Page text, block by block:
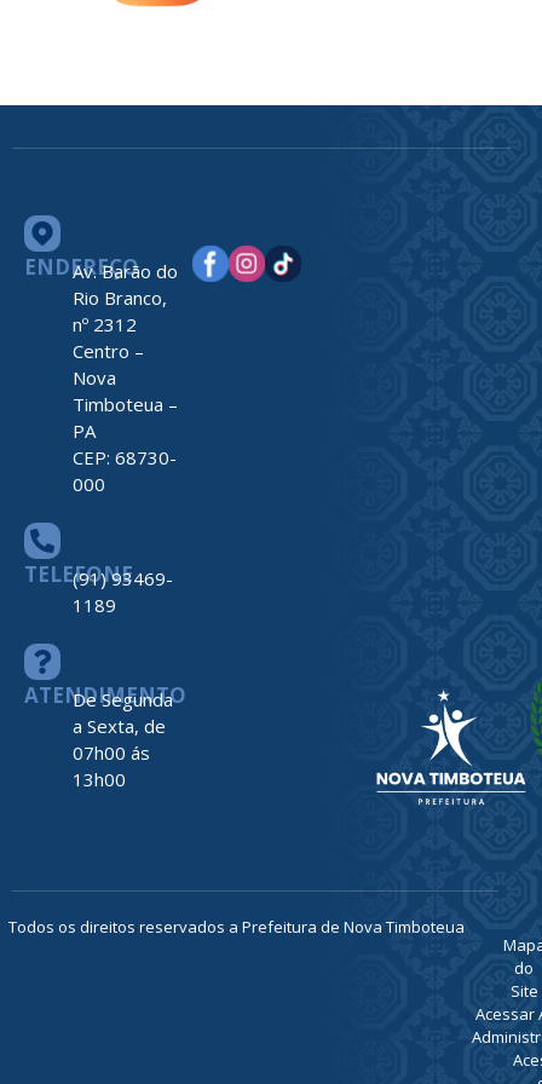
ENDEREÇO
Av. Barão do
Rio Branco,
nº 2312
Centro –
Nova
Timboteua –
PA
CEP: 68730-
000
TELEFONE
(91) 93469-
1189
ATENDIMENTO
De Segunda
a Sexta, de
07h00 ás
13h00
Todos os direitos reservados a Prefeitura de Nova Timboteua
do
Site
Acessar